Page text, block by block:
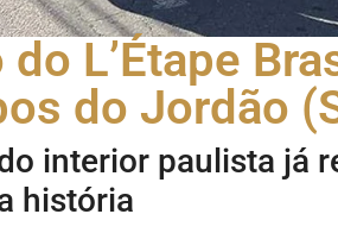
do L’Étape
do Jordão
interior paulista já
história